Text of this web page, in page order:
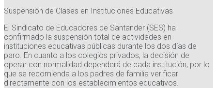
Suspensión de Clases en Instituciones Educativas
El Sindicato de Educadores de Santander (SES) ha
confirmado la suspensión total de actividades en
instituciones educativas públicas durante los dos días de
paro. En cuanto a los colegios privados, la decisión de
operar con normalidad dependerá de cada institución, por lo
que se recomienda a los padres de familia verificar
directamente con los establecimientos educativos.